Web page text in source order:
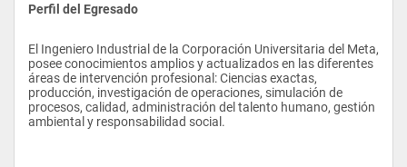
Perfil del Egresado
El Ingeniero Industrial de la Corporación Universitaria del Meta,
posee conocimientos amplios y actualizados en las diferentes
áreas de intervención profesional: Ciencias exactas,
producción, investigación de operaciones, simulación de
procesos, calidad, administración del talento humano, gestión
ambiental y responsabilidad social.